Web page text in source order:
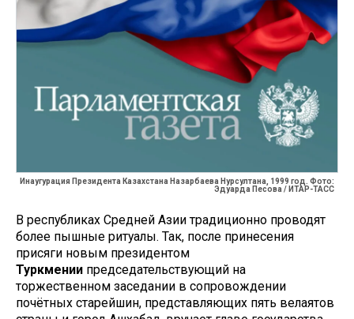
Инаугурация Президента Казахстана Назарбаева Нурсултана, 1999 год. Фото:
Эдуарда Песова / ИТАР-ТАСС
В республиках Средней Азии традиционно проводят
более пышные ритуалы. Так, после принесения
присяги новым президентом
Туркмении председательствующий на
торжественном заседании в сопровождении
почётных старейшин, представляющих пять велаятов